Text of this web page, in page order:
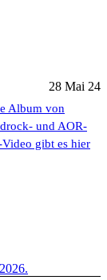
28 Mai 24
Album von
und AOR-
gibt es hier